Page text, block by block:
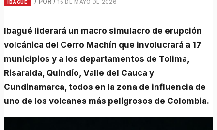
IBAGUÉ / POR / 15 DE MAYO DE 2026
Ibagué liderará un macro simulacro de erupción
volcánica del Cerro Machín que involucrará a 17
municipios y a los departamentos de Tolima,
Risaralda, Quindío, Valle del Cauca y
Cundinamarca, todos en la zona de influencia de
uno de los volcanes más peligrosos de Colombia.